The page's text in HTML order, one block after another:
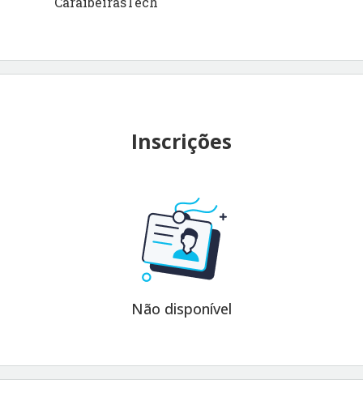
Inscrições
Não disponível